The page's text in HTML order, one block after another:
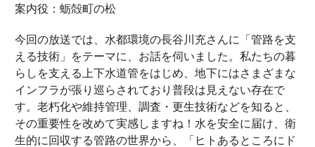
案内役：蛎殻町の松
今回の放送では、水都環境の長谷川充さんに「管路を支
える技術」をテーマに、お話を伺いました。私たちの暮
らしを支える上下水道管をはじめ、地下にはさまざまな
インフラが張り巡らされており普段は見えない存在で
す。老朽化や維持管理、調査・更生技術などを知ると、
その重要性を改めて実感しますね！水を安全に届け、衛
生的に回収する管路の世界から、「ヒトあるところにド